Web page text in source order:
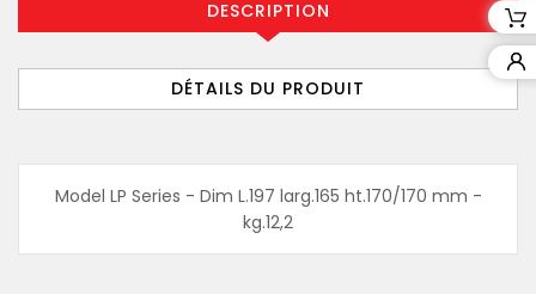
DESCRIPTION
DÉTAILS DU PRODUIT
Model LP Series - Dim L.197 larg.165 ht.170/170 mm -
kg.12,2